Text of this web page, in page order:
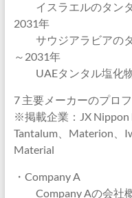
イスラエルのタンタ
2031年
サウジアラビアのタ
～2031年
UAEタンタル塩化物
7 主要メーカーのプロ
※掲載企業：JX
Tantalum、Materion、
Material
・Company A
Company Aの会社